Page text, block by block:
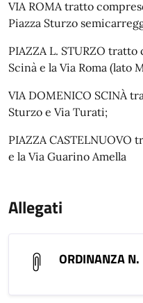
VIA ROMA tratto
Piazza Sturzo
PIAZZA L. STURZO
Scinà e la Via Roma (lato
VIA DOMENICO SCINÀ
Sturzo e Via Turati;
PIAZZA CASTELNUOVO
e la Via Guarino Amella
Allegati
ORDINANZA